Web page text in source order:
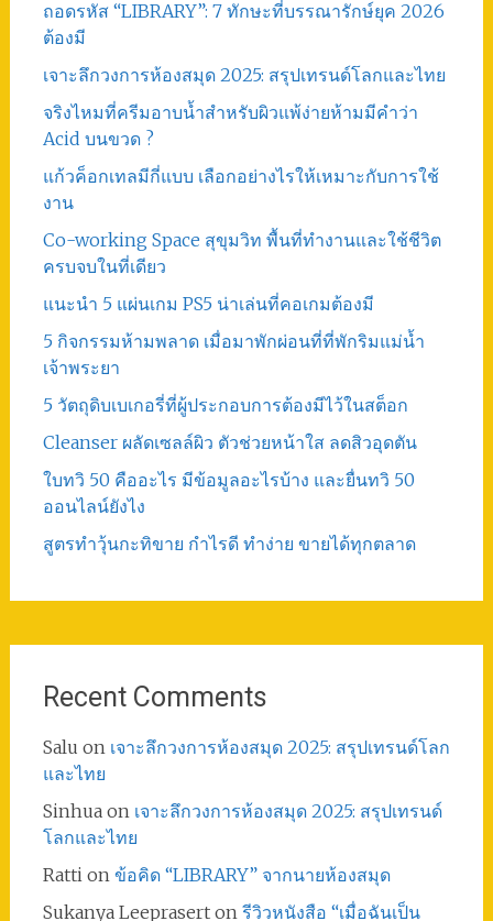
ถอดรหัส “LIBRARY”: 7 ทักษะที่บรรณารักษ์ยุค 2026
ต้องมี
เจาะลึกวงการห้องสมุด 2025: สรุปเทรนด์โลกและไทย
จริงไหมที่ครีมอาบน้ำสำหรับผิวแพ้ง่ายห้ามมีคำว่า
Acid บนขวด ?
แก้วค็อกเทลมีกี่แบบ เลือกอย่างไรให้เหมาะกับการใช้
งาน
Co-working Space สุขุมวิท พื้นที่ทำงานและใช้ชีวิต
ครบจบในที่เดียว
แนะนำ 5 แผ่นเกม PS5 น่าเล่นที่คอเกมต้องมี
5 กิจกรรมห้ามพลาด เมื่อมาพักผ่อนที่ที่พักริมแม่น้ำ
เจ้าพระยา
5 วัตถุดิบเบเกอรี่ที่ผู้ประกอบการต้องมีไว้ในสต็อก
Cleanser ผลัดเซลล์ผิว ตัวช่วยหน้าใส ลดสิวอุดตัน
ใบทวิ 50 คืออะไร มีข้อมูลอะไรบ้าง และยื่นทวิ 50
ออนไลน์ยังไง
สูตรทําวุ้นกะทิขาย กำไรดี ทำง่าย ขายได้ทุกตลาด
Recent Comments
Salu on เจาะลึกวงการห้องสมุด 2025: สรุปเทรนด์โลก
และไทย
Sinhuaon เจาะลึกวงการห้องสมุด 2025: สรุปเทรนด์
โลกและไทย
Rattion ข้อคิด “LIBRARY” จากนายห้องสมุด
Sukanya Leepraserton รีวิวหนังสือ “เมื่อฉันเป็น